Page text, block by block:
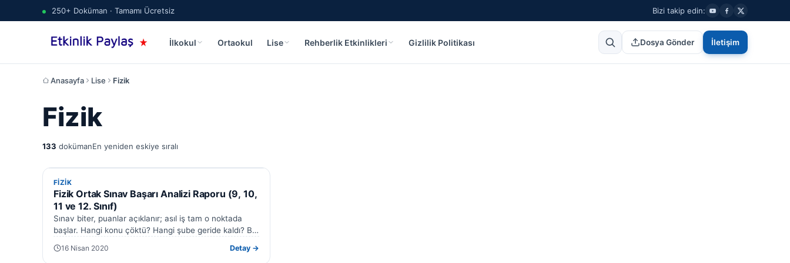
250+ Doküman · Tamamı Ücretsiz Bizi takip edin:
İlkokul Ortaokul Lise Rehberlik Etkinlikleri Gizlilik Politikası Dosya Gönder İletişim
Anasayfa Lise Fizik
Fizik
133 dokümanEn yeniden eskiye sıralı
FIZIK
FIZIK
Fizik Ortak Sınav Başarı Analizi Raporu (9, 10,
11 ve 12. Sınıf)
Sınav biter, puanlar açıklanır; asıl iş tam o noktada
başlar. Hangi konu çöktü? Hangi şube geride kaldı? Bir
16 Nisan 2020 Detay →